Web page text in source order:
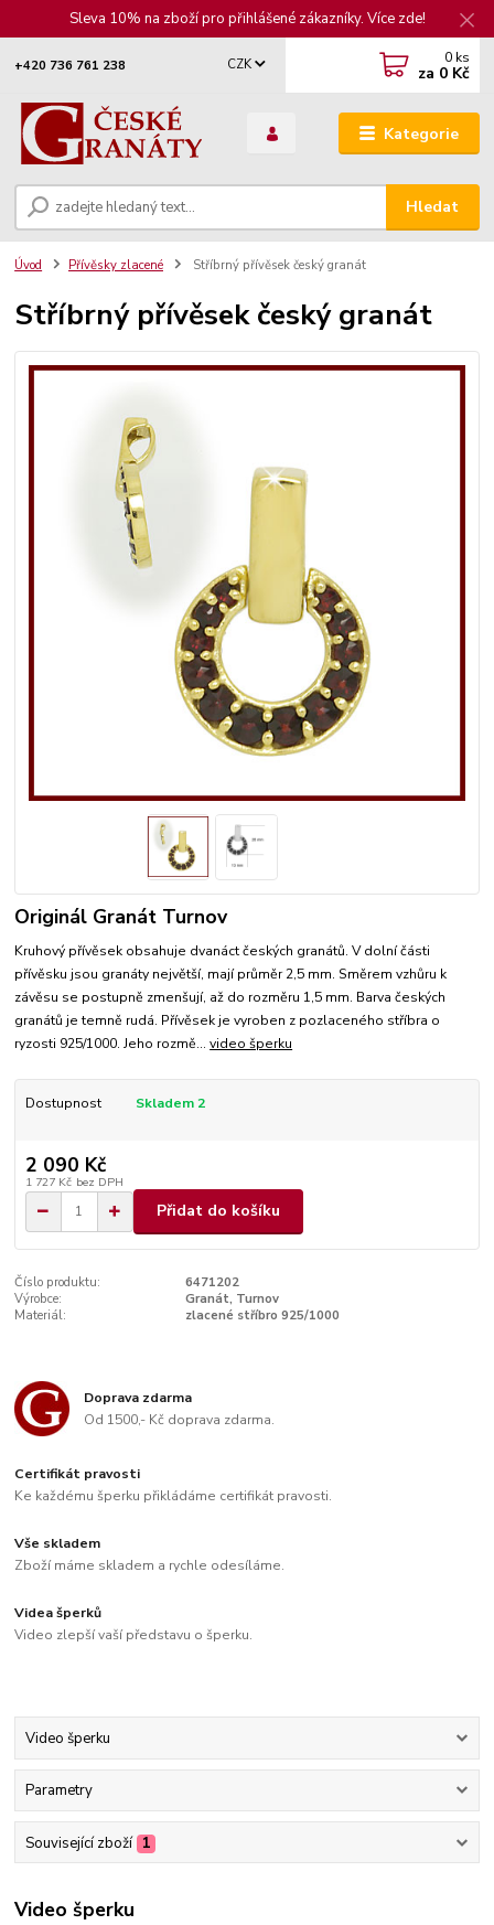
Sleva 10% na zboží pro přihlášené zákazníky. Více zde!
Kategorie
CZK
Hledat
+420 736 761 238 0 ks
za 0 Kč
Úvod Přívěsky zlacené Stříbrný přívěsek český granát
Stříbrný přívěsek český granát
Originál Granát Turnov
Kruhový přívěsek obsahuje dvanáct českých granátů. V dolní části
přívěsku jsou granáty největší, mají průměr 2,5 mm. Směrem vzhůru k
závěsu se postupně zmenšují, až do rozměru 1,5 mm. Barva českých
granátů je temně rudá. Přívěsek je vyroben z pozlaceného stříbra o
ryzosti 925/1000. Jeho rozmě...video šperku
Dostupnost Skladem 2
2 090 Kč
1 727 Kč bez DPH
Přidat do košíku
Číslo produktu:
6471202
Výrobce:
Granát, Turnov
Materiál:
zlacené stříbro 925/1000
Doprava zdarma
Od 1500,- Kč doprava zdarma.
Certifikát pravosti
Ke každému šperku přikládáme certifikát pravosti.
Vše skladem
Zboží máme skladem a rychle odesíláme.
Videa šperků
Video zlepší vaší představu o šperku.
Video šperku
Parametry
Související zboží 1
Video šperku